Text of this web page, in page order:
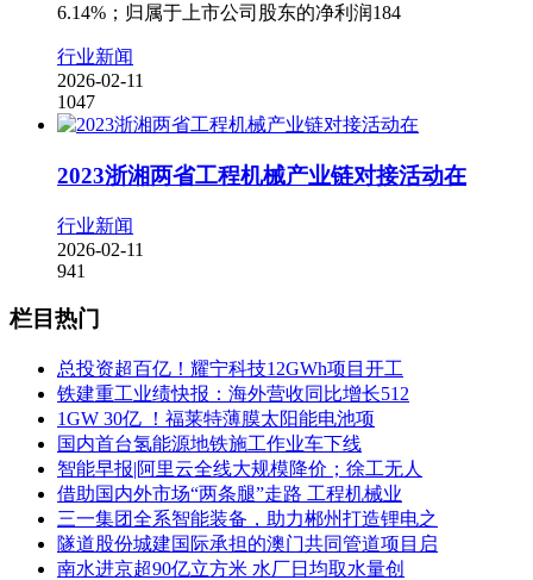
6.14%；归属于上市公司股东的净利润184
行业新闻
2026-02-11
1047
2023浙湘两省工程机械产业链对接活动在
行业新闻
2026-02-11
941
栏目热门
总投资超百亿！耀宁科技12GWh项目开工
铁建重工业绩快报：海外营收同比增长512
1GW 30亿 ！福莱特薄膜太阳能电池项
国内首台氢能源地铁施工作业车下线
智能早报|阿里云全线大规模降价；徐工无人
借助国内外市场“两条腿”走路 工程机械业
三一集团全系智能装备，助力郴州打造锂电之
隧道股份城建国际承担的澳门共同管道项目启
南水进京超90亿立方米 水厂日均取水量创